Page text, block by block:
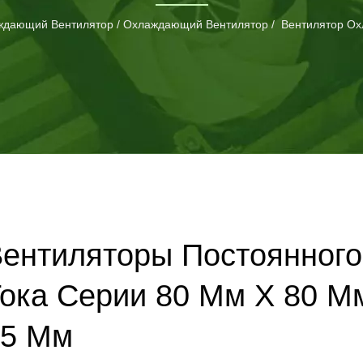
лидером в области охлаждения процессора с
предоставляем инновационные охлаждающие
потребностями, необходимостью в процессоре охлаждении.
Вентилятор / Охлаждающий Вентилятор / Вентилятор
Постоянного
Серии 80 Мм X 80
Мм